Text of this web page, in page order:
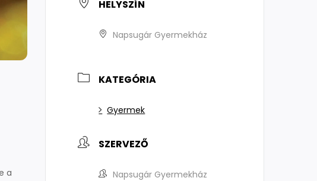
a
HELYSZÍN
Napsugár Gyermekház
KATEGÓRIA
Gyermek
SZERVEZŐ
Napsugár Gyermekház